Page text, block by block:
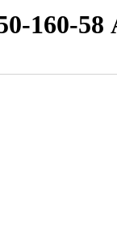
160-